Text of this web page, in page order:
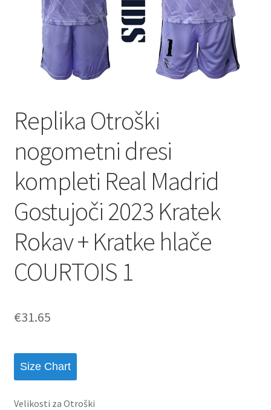
Replika Otroški
nogometni dresi
kompleti Real Madrid
Gostujoči 2023 Kratek
Rokav + Kratke hlače
COURTOIS 1
€31.65
Size Chart
Velikosti za Otroški